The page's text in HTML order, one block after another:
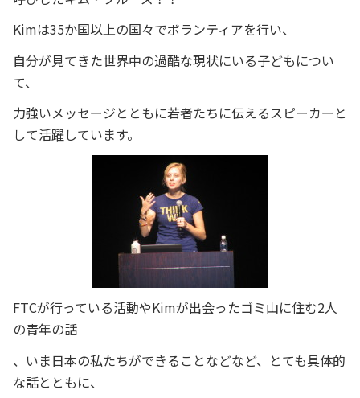
Kimは35か国以上の国々でボランティアを行い、
自分が見てきた世界中の過酷な現状にいる子どもについ
て、
力強いメッセージとともに若者たちに伝えるスピーカーと
して活躍しています。
FTCが行っている活動やKimが出会ったゴミ山に住む2人
の青年の話
、いま日本の私たちができることなどなど、とても具体的
な話とともに、